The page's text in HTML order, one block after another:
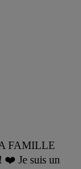
FAMILLE
❤️ Je suis un